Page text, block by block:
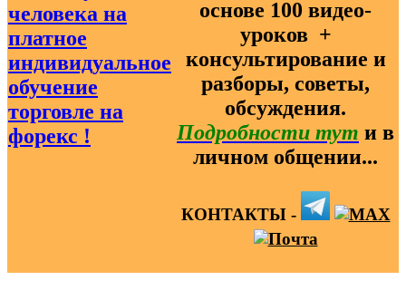
основе 100 видео-
уроков ️ +
консультирование и
разборы, советы,
обсуждения.
Подробности тут и в
личном общении...
КОНТАКТЫ -